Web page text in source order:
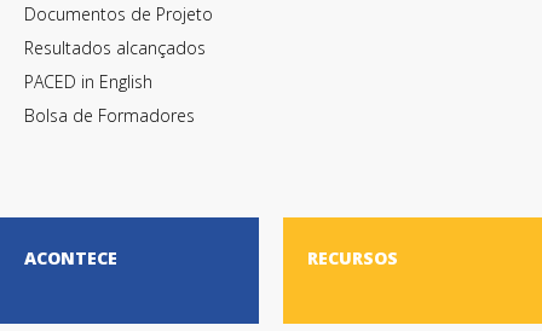
Documentos de Projeto
Resultados alcançados
PACED in English
Bolsa de Formadores
ACONTECE RECURSOS